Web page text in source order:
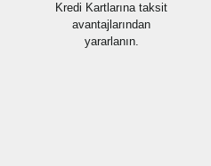
Kredi Kartlarına taksit
avantajlarından
yararlanın.